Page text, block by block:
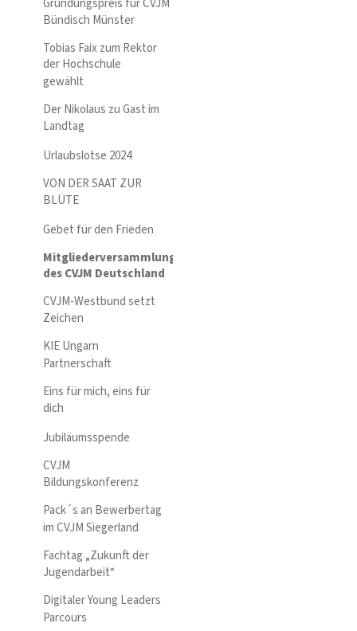
Gründungspreis für CVJM
Bündisch Münster
Tobias Faix zum Rektor
der Hochschule
gewählt
Der Nikolaus zu Gast im
Landtag
Urlaubslotse 2024
VON DER SAAT ZUR
BLÜTE
Gebet für den Frieden
Mitgliederversammlung
des CVJM Deutschland
CVJM-Westbund setzt
Zeichen
KIE Ungarn
Partnerschaft
Eins für mich, eins für
dich
Jubiläumsspende
CVJM
Bildungskonferenz
Pack´s an Bewerbertag
im CVJM Siegerland
Fachtag „Zukunft der
Jugendarbeit“
Digitaler Young Leaders
Parcours